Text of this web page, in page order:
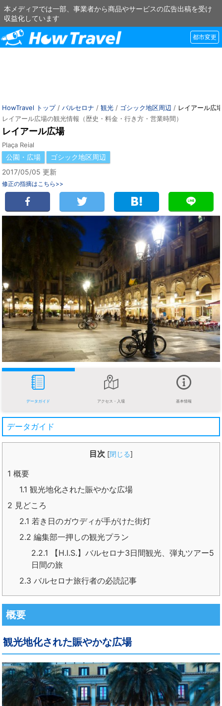
本メディアでは一部、事業者から商品やサービスの広告出稿を受け
収益化しています
都市変更
HowTravel トップ/ バルセロナ / 観光 / ゴシック地区周辺 / レイアール広
レイアール広場の観光情報（歴史・料金・行き方・営業時間）
レイアール広場
Plaça Reial
公園・広場
ゴシック地区周辺
2017/05/05 更新
修正の指摘はこちら>>
データガイド アクセス・入場 基本情報
データガイド
目次 [閉じる]
1 概要
1.1 観光地化された賑やかな広場
2 見どころ
2.1 若き日のガウディが手がけた街灯
2.2 編集部一押しの観光プラン
2.2.1 【H.I.S.】バルセロナ3日間観光、弾丸ツアー5
日間の旅
2.3 バルセロナ旅行者の必読記事
概要
観光地化された賑やかな広場